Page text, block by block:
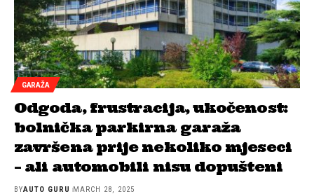
GARAŽA
Odgoda, frustracija, ukočenost:
bolnička parkirna garaža
završena prije nekoliko mjeseci
– ali automobili nisu dopušteni
BYAUTO GURU MARCH 28, 2025